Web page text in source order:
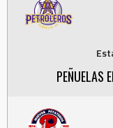
PEÑUELAS